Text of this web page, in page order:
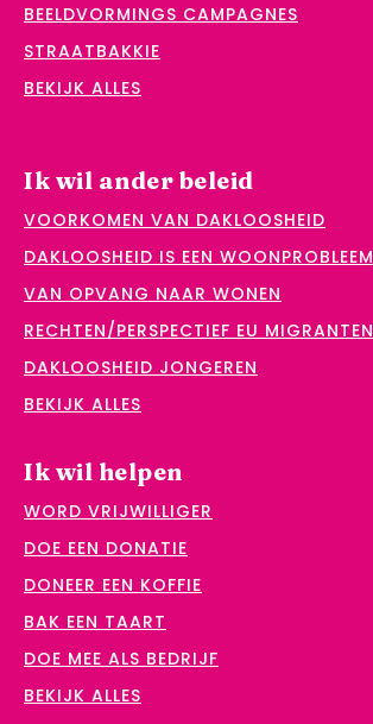
BEELDVORMINGS CAMPAGNES
STRAATBAKKIE
BEKIJK ALLES
Ik wil ander beleid
VOORKOMEN VAN DAKLOOSHEID
DAKLOOSHEID IS EEN WOONPROBLEEM
VAN OPVANG NAAR WONEN
RECHTEN/PERSPECTIEF EU MIGRANTEN
DAKLOOSHEID JONGEREN
BEKIJK ALLES
Ik wil helpen
WORD VRIJWILLIGER
DOE EEN DONATIE
DONEER EEN KOFFIE
BAK EEN TAART
DOE MEE ALS BEDRIJF
BEKIJK ALLES